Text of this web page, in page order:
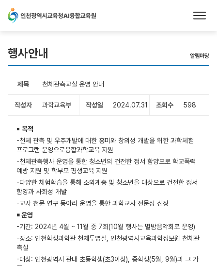
본문 바로가기
행사안내 알림마당
제목 천체관측교실 운영 안내
작성자 과학교육부 작성일 2024.07.31 조회수 598
￭ 목적
-천체 관측 및 우주개발에 대한 흥미와 창의성 개발을 위한 과학체험
프로그램 운영으로융합과학교육 지원
-천체관측행사 운영을 통한 청소년의 건전한 정서 함양으로 학교폭력
예방 지원 및 학부모 평생교육 지원
-다양한 체험학습을 통해 소외계층 및 청소년을 대상으로 건전한 정서
함양과 사회성 개발
-교사 천문 연구 동아리 운영을 통한 과학교사 전문성 신장
￭운영
-기간: 2024년 4월 ~ 11월 중 7회(10월 행사는 별밤음악회로 운영)
-장소: 인천학생과학관 천체투영실, 인천광역시교육과학정보원 천체관
측실
-대상: 인천광역시 관내 초등학생(초3이상), 중학생(5월, 9월)과 그 가